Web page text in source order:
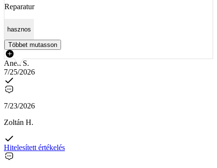
Reparatur
hasznos
Többet mutasson
Anett S.
7/25/2026
7/23/2026
Zoltán H.
Hitelesített értékelés